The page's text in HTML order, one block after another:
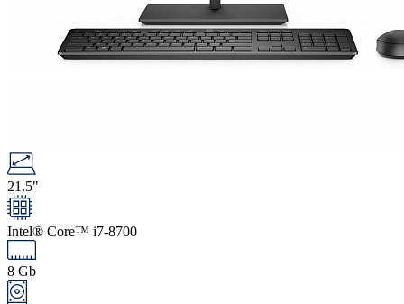
21.5"
Intel® Core™ i7-8700
8 Gb